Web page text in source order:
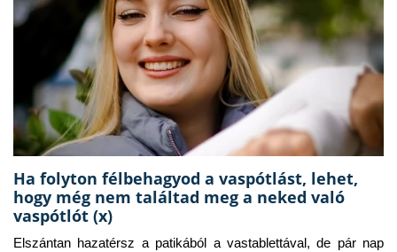
Ha folyton félbehagyod a vaspótlást, lehet,
hogy még nem találtad meg a neked való
vaspótlót (x)
Elszántan hazatérsz a patikából a vastablettával, de pár nap